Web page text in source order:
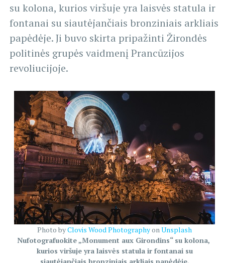
su kolona, ​​kurios viršuje yra laisvės statula ir
fontanai su siautėjančiais bronziniais arkliais
papėdėje. Ji buvo skirta pripažinti Žirondės
politinės grupės vaidmenį Prancūzijos
revoliucijoje.
Photo byClovis Wood PhotographyonUnsplash
Nufotografuokite „Monument aux Girondins“ su kolona, ​​
kurios viršuje yra laisvės statula ir fontanai su
siautėjančiais bronziniais arkliais papėdėje.